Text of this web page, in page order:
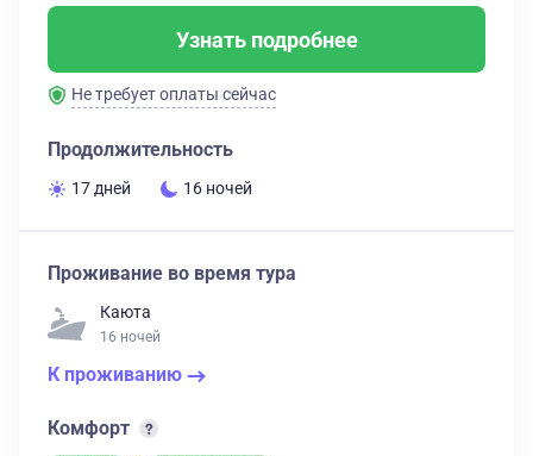
Узнать подробнее
Не требует оплаты сейчас
Продолжительность
17 дней 16 ночей
Проживание во время тура
Каюта
16 ночей
К проживанию
Комфорт